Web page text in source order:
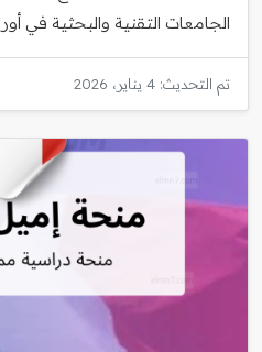
الجامعات التقنية والبحثية في
تم التحديث: 4 يناير، 2026